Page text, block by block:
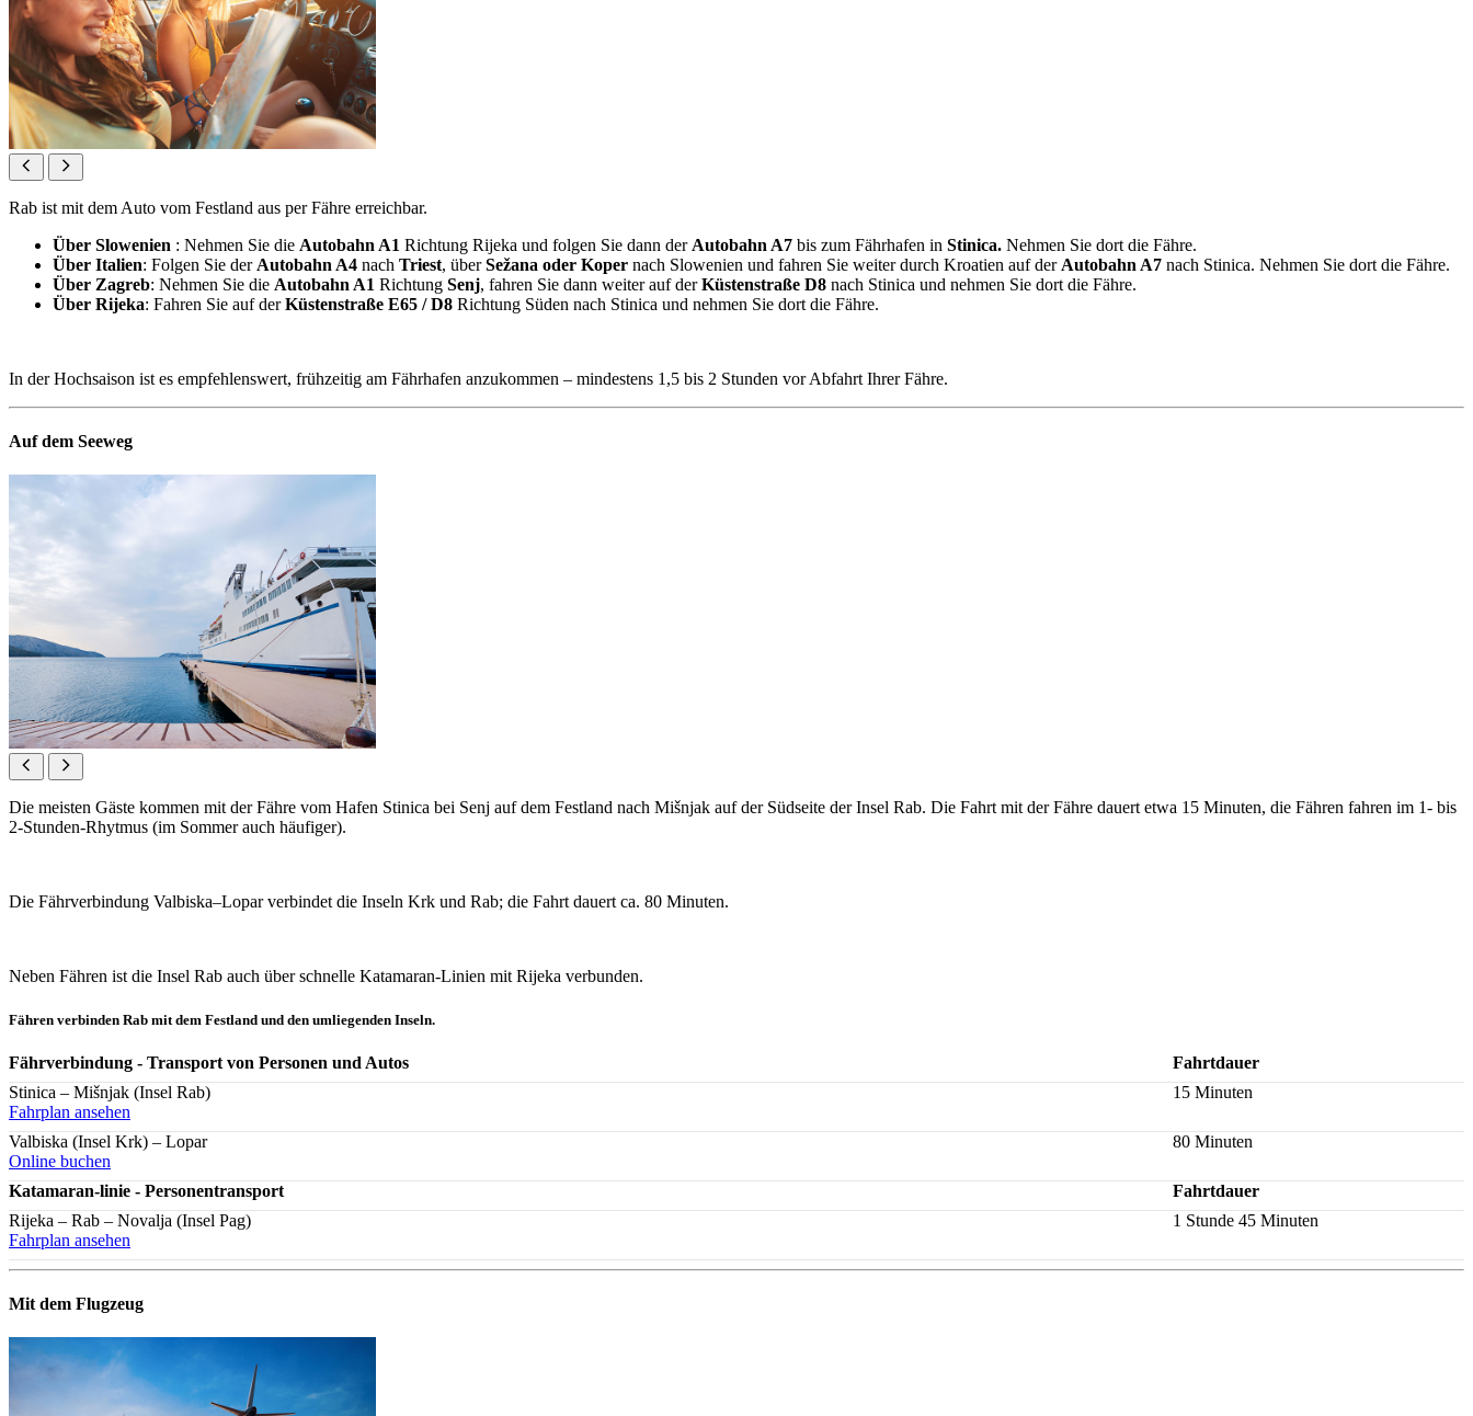
Rab ist mit dem Auto vom Festland aus per Fähre erreichbar.
Über Slowenien : Nehmen Sie die Autobahn A1 Richtung Rijeka und folgen Sie dann der Autobahn A7 bis zum Fährhafen in Stinica. Nehmen Sie dort die Fähre.
Über Italien: Folgen Sie der Autobahn A4 nach Triest, überSežana oder Koper nach Slowenien und fahren Sie weiter durch Kroatien auf der Autobahn A7 nach Stinica. Nehmen Sie dort die Fähre.
Über Zagreb: Nehmen Sie die Autobahn A1 Richtung Senj, fahren Sie dann weiter auf derKüstenstraße D8 nach Stinica und nehmen Sie dort die Fähre.
Über Rijeka: Fahren Sie auf derKüstenstraße E65 / D8 Richtung Süden nach Stinica und nehmen Sie dort die Fähre.
In der Hochsaison ist es empfehlenswert, frühzeitig am Fährhafen anzukommen – mindestens 1,5 bis 2 Stunden vor Abfahrt Ihrer Fähre.
Auf dem Seeweg
Die meisten Gäste kommen mit der Fähre vom Hafen Stinica bei Senj auf dem Festland nach Mišnjak auf der Südseite der Insel Rab. Die Fahrt mit der Fähre dauert etwa 15 Minuten, die Fähren fahren im 1- bis
2-Stunden-Rhytmus (im Sommer auch häufiger).
Die Fährverbindung Valbiska–Lopar verbindet die Inseln Krk und Rab; die Fahrt dauert ca. 80 Minuten.
Neben Fähren ist die Insel Rab auch über schnelle Katamaran-Linien mit Rijeka verbunden.
Fähren verbinden Rab mit dem Festland und den umliegenden Inseln.
Fährverbindung - Transport von Personen und Autos
Fahrtdauer
Stinica – Mišnjak (Insel Rab)
15 Minuten
Fahrplan ansehen
Valbiska (Insel Krk) – Lopar
80 Minuten
Online buchen
Katamaran-linie - Personentransport
Fahrtdauer
Rijeka – Rab – Novalja (Insel Pag)
1 Stunde 45 Minuten
Fahrplan ansehen
Mit dem Flugzeug